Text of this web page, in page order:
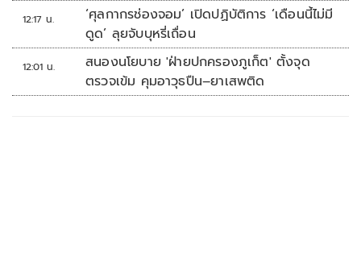
12:17 น.
‘ศุลกากรช่องจอม’ เปิดปฏิบัติการ ‘เดือนนี้ไม่มี
ดูด’ ลุยจับบุหรี่เถื่อน
12:01 น.
สนองนโยบาย 'ฝ่ายปกครองภูเก็ต' ตั้งจุด
ตรวจเข้ม คุมอาวุธปืน–ยาเสพติด